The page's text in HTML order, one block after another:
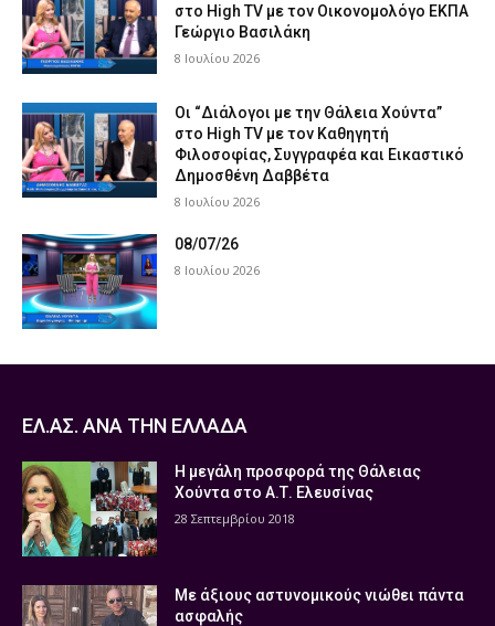
στο High TV με τον Οικονομολόγο ΕΚΠΑ
Γεώργιο Βασιλάκη
8 Ιουλίου 2026
Οι “Διάλογοι με την Θάλεια Χούντα”
στο High TV με τον Καθηγητή
Φιλοσοφίας, Συγγραφέα και Εικαστικό
Δημοσθένη Δαββέτα
8 Ιουλίου 2026
08/07/26
8 Ιουλίου 2026
ΕΛ.ΑΣ. ΑΝΑ ΤΗΝ ΕΛΛΑΔΑ
Η μεγάλη προσφορά της Θάλειας
Χούντα στο Α.Τ. Ελευσίνας
28 Σεπτεμβρίου 2018
Με άξιους αστυνομικούς νιώθει πάντα
ασφαλής